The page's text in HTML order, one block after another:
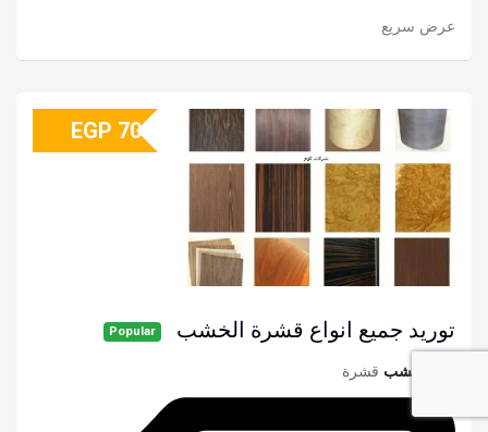
عرض سريع
توريد جميع انواع قشرة الخشب Popular
نوع الخشب قشرة
EGP 70